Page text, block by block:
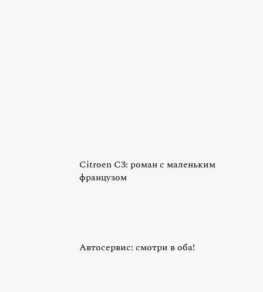
Citroen C3: роман с маленьким
французом
Автосервис: смотри в оба!